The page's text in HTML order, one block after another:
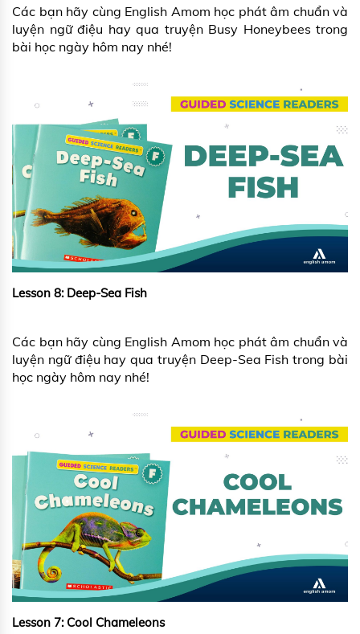
Các bạn hãy cùng English Amom học phát âm chuẩn và
luyện ngữ điệu hay qua truyện Busy Honeybees trong
bài học ngày hôm nay nhé!
Lesson 8: Deep-Sea Fish
Các bạn hãy cùng English Amom học phát âm chuẩn và
luyện ngữ điệu hay qua truyện Deep-Sea Fish trong bài
học ngày hôm nay nhé!
Lesson 7: Cool Chameleons